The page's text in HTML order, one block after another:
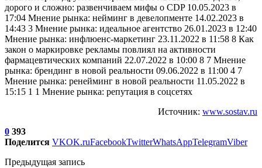
дорого и сложно: развенчиваем мифы о CDP 10.05.2023 в
17:04 Мнение рынка: нейминг в девелопменте 14.02.2023 в
14:43 3 Мнение рынка: идеальное агентство 26.01.2023 в 12:40
Мнение рынка: инфлюенс-маркетинг 23.11.2022 в 11:58 8 Как
закон о маркировке рекламы повлиял на активности
фармацевтических компаний 22.07.2022 в 10:00 8 7 Мнение
рынка: брендинг в новой реальности 09.06.2022 в 11:00 4 7
Мнение рынка: ренейминг в новой реальности 11.05.2022 в
15:15 1 1 Мнение рынка: репутация в соцсетях
Источник: www.sostav.ru
0 393
Поделится VKOK.ruFacebookTwitterWhatsAppTelegramViber
Предыдущая запись